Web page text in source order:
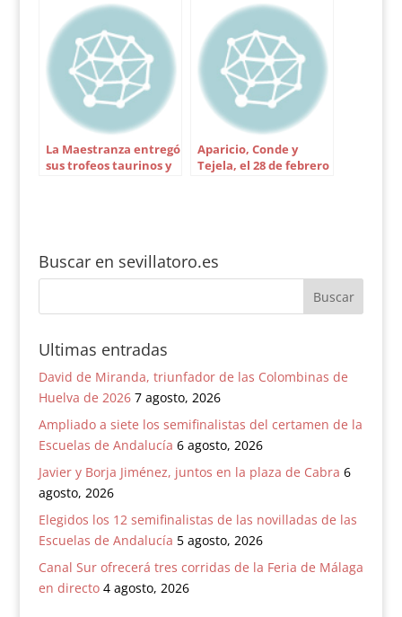
La Maestranza entregó
sus trofeos taurinos y
Aparicio, Conde y
Tejela, el 28 de febrero
Buscar en sevillatoro.es
Ultimas entradas
David de Miranda, triunfador de las Colombinas de
Huelva de 2026 7 agosto, 2026
Ampliado a siete los semifinalistas del certamen de la
Escuelas de Andalucía 6 agosto, 2026
Javier y Borja Jiménez, juntos en la plaza de Cabra 6
agosto, 2026
Elegidos los 12 semifinalistas de las novilladas de las
Escuelas de Andalucía 5 agosto, 2026
Canal Sur ofrecerá tres corridas de la Feria de Málaga
en directo 4 agosto, 2026